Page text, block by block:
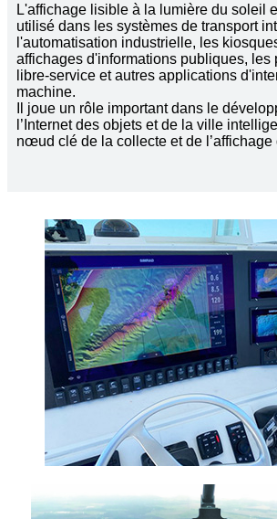
L'affichage lisible à la lumière du soleil
utilisé dans les systèmes de transport
l'automatisation industrielle, les
affichages d'informations publiques, les
libre-service et autres applications
machine.
Il joue un rôle important dans le
l’Internet des objets et de la ville
nœud clé de la collecte et de l’affichage